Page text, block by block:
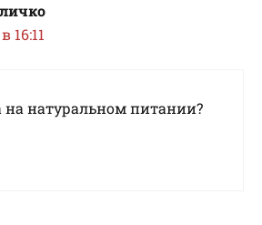
16:11
на натуральном питании?